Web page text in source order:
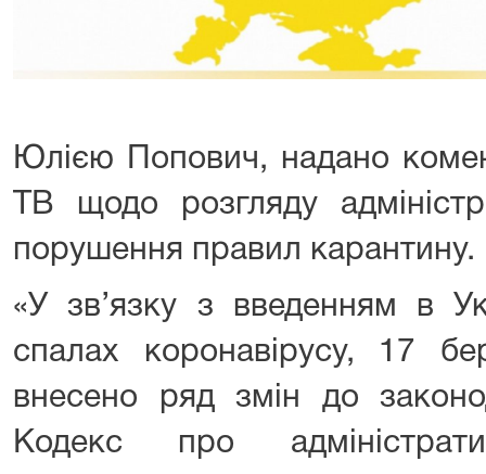
Юлією Попович, надано
ТВ щодо розгляду
порушення правил карантину.
«У зв’язку з введенням в
спалах коронавірусу, 17
внесено ряд змін до
Кодекс про